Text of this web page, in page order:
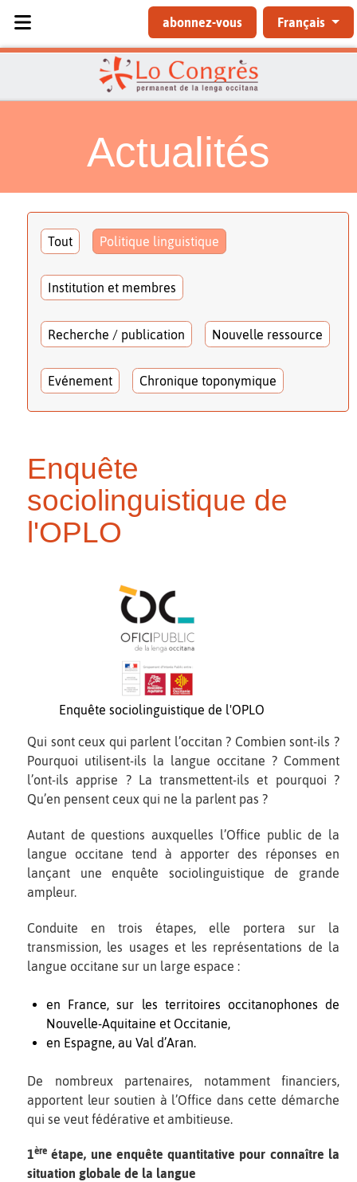
abonnez-vous Français
Actualités
Tout Politique linguistique
Institution et membres
Recherche / publication Nouvelle ressource
Evénement Chronique toponymique
Enquête
sociolinguistique de
l'OPLO
Enquête sociolinguistique de l'OPLO
Qui sont ceux qui parlent l’occitan ? Combien sont-ils ?
Pourquoi utilisent-ils la langue occitane ? Comment
l’ont-ils apprise ? La transmettent-ils et pourquoi ?
Qu’en pensent ceux qui ne la parlent pas ?
Autant de questions auxquelles l’Office public de la
langue occitane tend à apporter des réponses en
lançant une enquête sociolinguistique de grande
ampleur.
Conduite en trois étapes, elle portera sur la
transmission, les usages et les représentations de la
langue occitane sur un large espace :
en France, sur les territoires occitanophones de
Nouvelle-Aquitaine et Occitanie,
en Espagne, au Val d’Aran.
De nombreux partenaires, notamment financiers,
apportent leur soutien à l’Office dans cette démarche
qui se veut fédérative et ambitieuse.
1ère étape, une enquête quantitative pour connaître la
situation globale de la langue